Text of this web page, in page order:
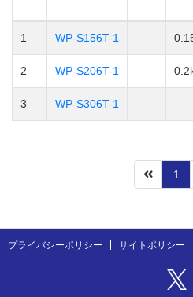
1 WP-S156T-1
2 WP-S206T-1
3 WP-S306T-1
1
プライバシーポリシー サイトポリシー